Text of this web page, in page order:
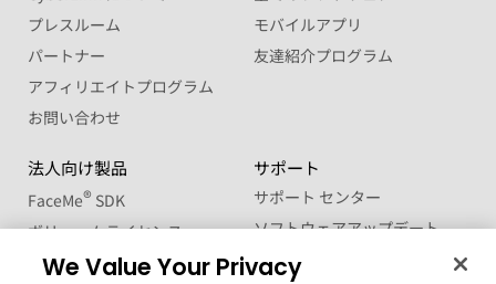
プレスルーム
パートナー
アフィリエイトプログラム
お問い合わせ
モバイルアプリ
友達紹介プログラム
法人向け製品
FaceMe® SDK
ボリュームライセンス
学生・教職員向け優待販売
サポート
サポート センター
ソフトウェアアップデート
ラーニングセンター
We Value Your Privacy